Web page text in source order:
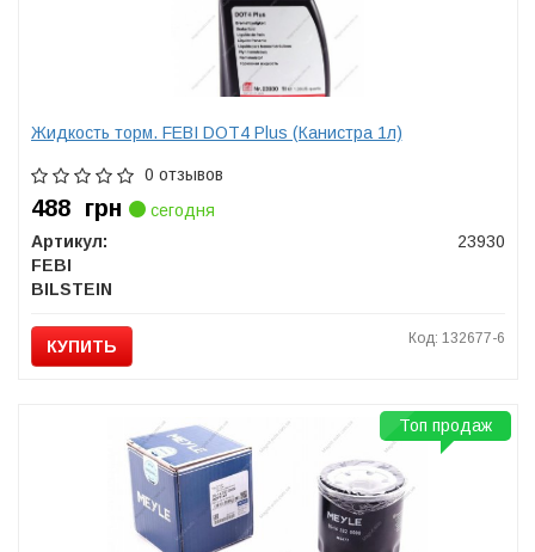
Жидкость торм. FEBI DOT4 Plus (Канистра 1л)
0 отзывов
488 грн
сегодня
Артикул:
23930
FEBI
BILSTEIN
КУПИТЬ Код: 132677-6
Топ продаж